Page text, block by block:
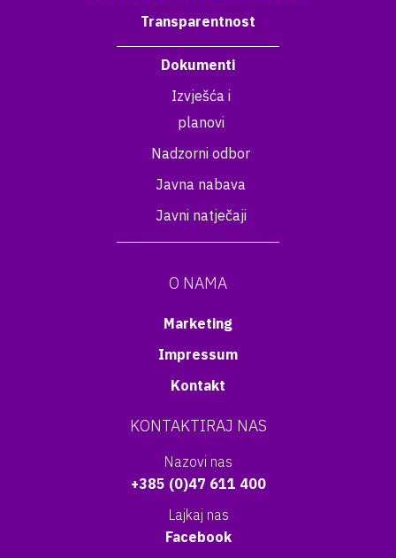
Transparentnost
Dokumenti
Izvješća i
planovi
Nadzorni odbor
Javna nabava
Javni natječaji
O NAMA
Marketing
Impressum
Kontakt
KONTAKTIRAJ NAS
Nazovi nas
+385 (0)47 611 400
Lajkaj nas
Facebook